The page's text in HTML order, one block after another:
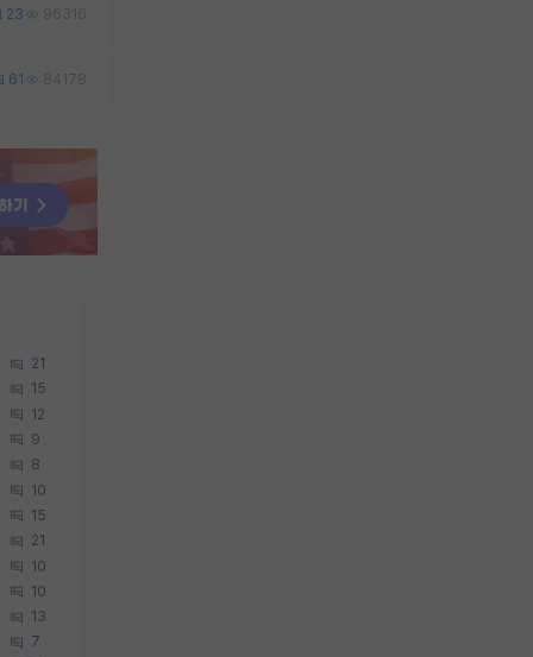
23 96316
61 84178
21
15
12
9
8
10
15
21
10
10
13
7